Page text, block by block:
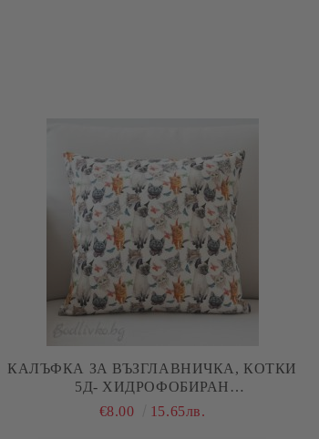
КАЛЪФКА ЗА ВЪЗГЛАВНИЧКА, КОТКИ
5Д- ХИДРОФОБИРАН
ТЕКСТИЛ,ДВУЛИЦЕВА , 45/45СМ.
€8.00 15.65лв.